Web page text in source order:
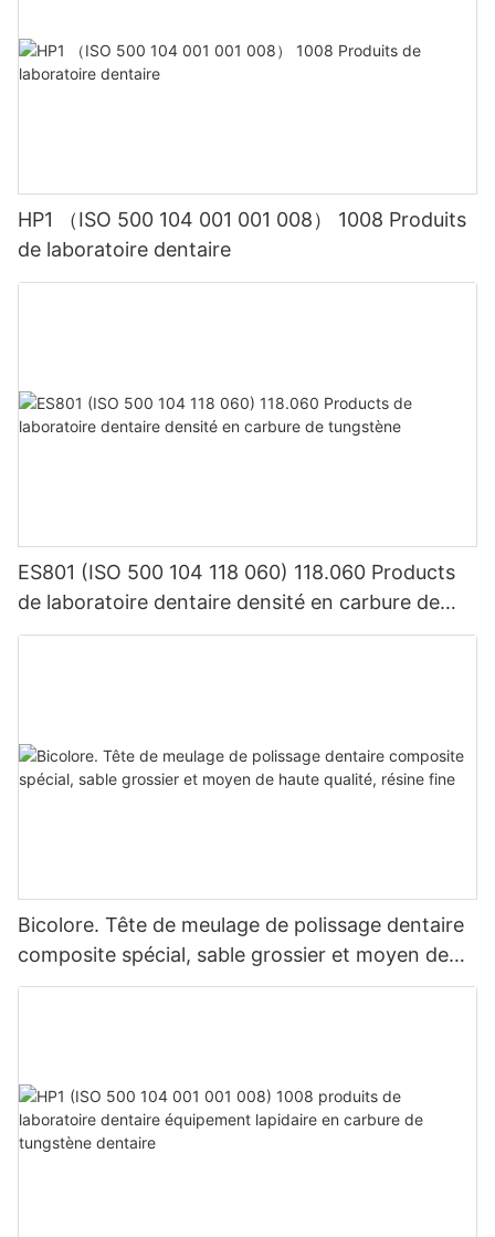
HP1 （ISO 500 104 001 001 008） 1008 Produits
de laboratoire dentaire
ES801 (ISO 500 104 118 060) 118.060 Products
de laboratoire dentaire densité en carbure de
tungstène
Bicolore. Tête de meulage de polissage dentaire
composite spécial, sable grossier et moyen de
haute qualité, résine fine